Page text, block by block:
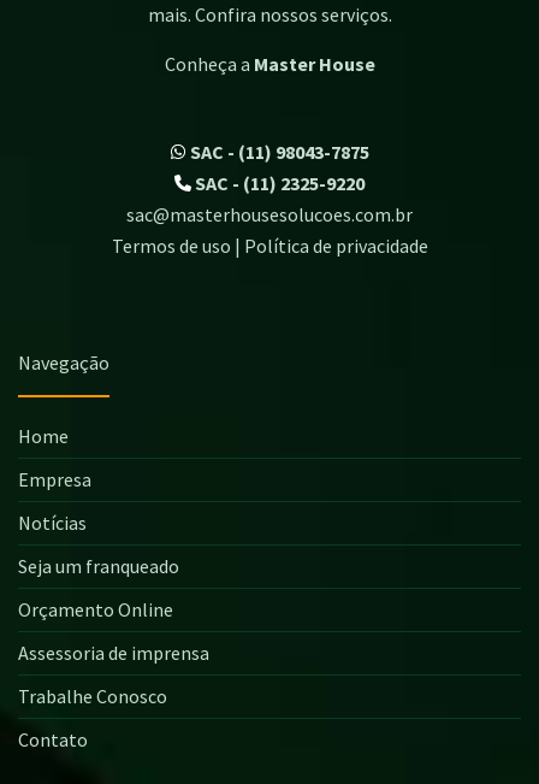
mais. Confira nossos serviços.
Conheça a Master House
SAC - (11) 98043-7875
SAC - (11) 2325-9220
sac@masterhousesolucoes.com.br
Termos de uso | Política de privacidade
Navegação
Home
Empresa
Notícias
Seja um franqueado
Orçamento Online
Assessoria de imprensa
Trabalhe Conosco
Contato